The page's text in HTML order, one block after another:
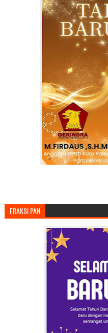
FRAKSI PAN